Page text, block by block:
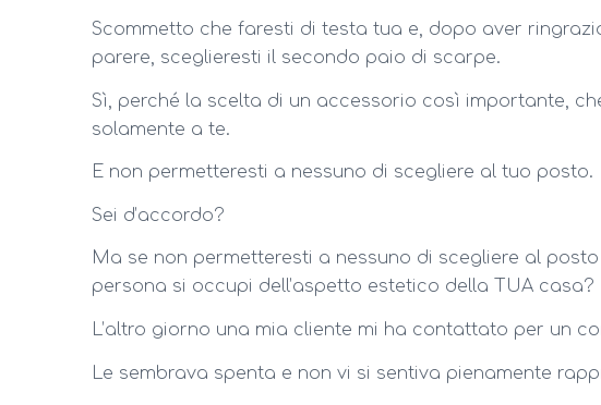
Scommetto che faresti di testa tua e, dopo aver
parere, sceglieresti il secondo paio di scarpe.
Sì, perché la scelta di un accessorio così importante,
solamente a te.
E non permetteresti a nessuno di scegliere al tuo posto.
Sei d’accordo?
Ma se non permetteresti a nessuno di scegliere al
persona si occupi dell’aspetto estetico della TUA casa?
L’altro giorno una mia cliente mi ha contattato per un
Le sembrava spenta e non vi si sentiva pienamente